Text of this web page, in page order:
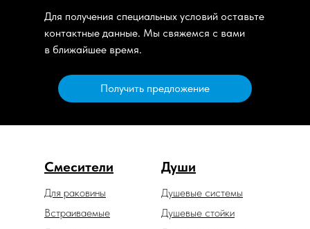
Для получения специальных условий оставьте
контактные данные. Мы свяжемся с вами
в ближайшее время.
Получить предложение
Смесители Души
Душевые системы
Встраиваемые
Для раковины
Душевые стойки